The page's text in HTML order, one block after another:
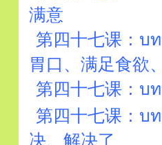
满意
第四十七课：บ
胃口、满足食欲
第四十七课：บ
第四十七课：บ
决、解决了